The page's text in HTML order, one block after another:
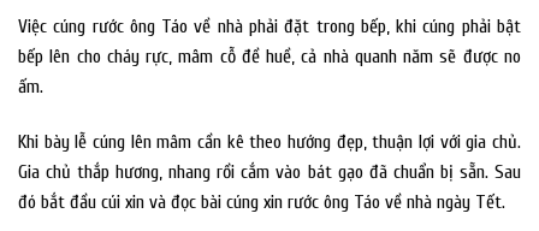
Việc cúng rước ông Táo về nhà phải đặt trong bếp, khi cúng phải bật
bếp lên cho cháy rực, mâm cỗ đề huề, cả nhà quanh năm sẽ được no
ấm.
Khi bày lễ cúng lên mâm cần kê theo hướng đẹp, thuận lợi với gia chủ.
Gia chủ thắp hương, nhang rồi cắm vào bát gạo đã chuẩn bị sẵn. Sau
đó bắt đầu cúi xin và đọc bài cúng xin rước ông Táo về nhà ngày Tết.